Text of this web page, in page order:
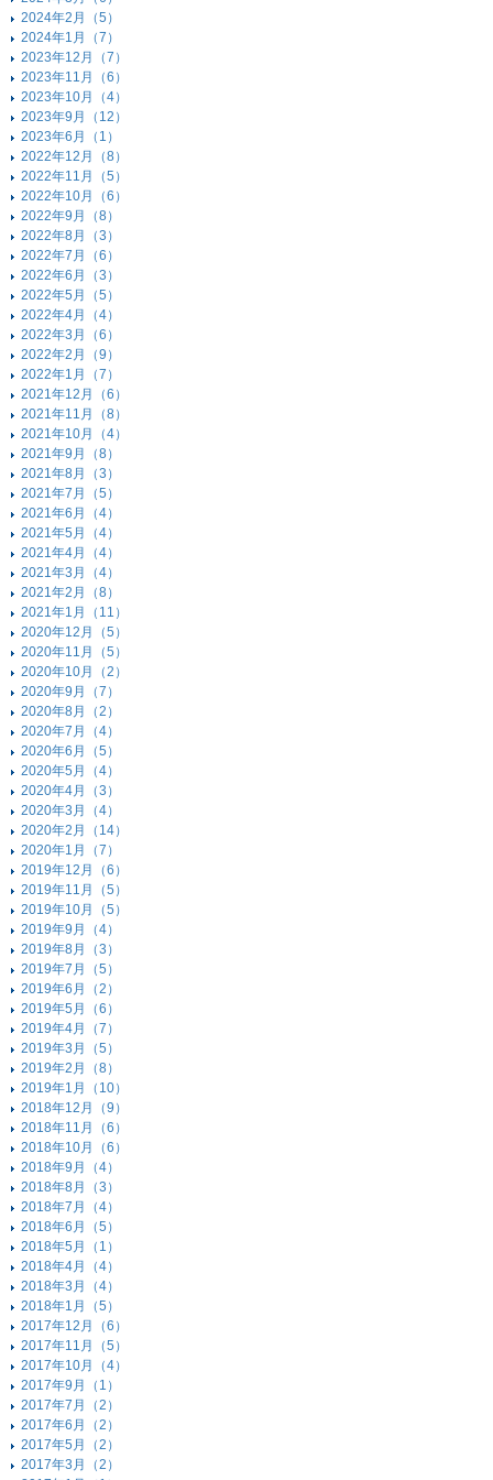
2024年2月（5）
2024年1月（7）
2023年12月（7）
2023年11月（6）
2023年10月（4）
2023年9月（12）
2023年6月（1）
2022年12月（8）
2022年11月（5）
2022年10月（6）
2022年9月（8）
2022年8月（3）
2022年7月（6）
2022年6月（3）
2022年5月（5）
2022年4月（4）
2022年3月（6）
2022年2月（9）
2022年1月（7）
2021年12月（6）
2021年11月（8）
2021年10月（4）
2021年9月（8）
2021年8月（3）
2021年7月（5）
2021年6月（4）
2021年5月（4）
2021年4月（4）
2021年3月（4）
2021年2月（8）
2021年1月（11）
2020年12月（5）
2020年11月（5）
2020年10月（2）
2020年9月（7）
2020年8月（2）
2020年7月（4）
2020年6月（5）
2020年5月（4）
2020年4月（3）
2020年3月（4）
2020年2月（14）
2020年1月（7）
2019年12月（6）
2019年11月（5）
2019年10月（5）
2019年9月（4）
2019年8月（3）
2019年7月（5）
2019年6月（2）
2019年5月（6）
2019年4月（7）
2019年3月（5）
2019年2月（8）
2019年1月（10）
2018年12月（9）
2018年11月（6）
2018年10月（6）
2018年9月（4）
2018年8月（3）
2018年7月（4）
2018年6月（5）
2018年5月（1）
2018年4月（4）
2018年3月（4）
2018年1月（5）
2017年12月（6）
2017年11月（5）
2017年10月（4）
2017年9月（1）
2017年7月（2）
2017年6月（2）
2017年5月（2）
2017年3月（2）